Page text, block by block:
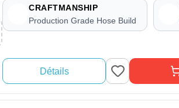
CRAFTMANSHIP
Production Grade Hose Build
Détails